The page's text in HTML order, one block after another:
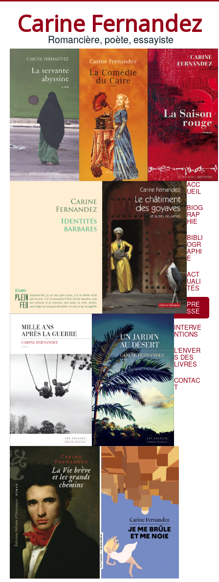
Carine Fernandez
Romancière, poète, essayiste
ACC
UEIL
BIOG
RAP
HIE
BIBLI
OGR
APHI
E
ACT
UALI
TÉS
PRE
SSE
INTERVE
NTIONS
L'ENVER
S DES
LIVRES
CONTAC
T